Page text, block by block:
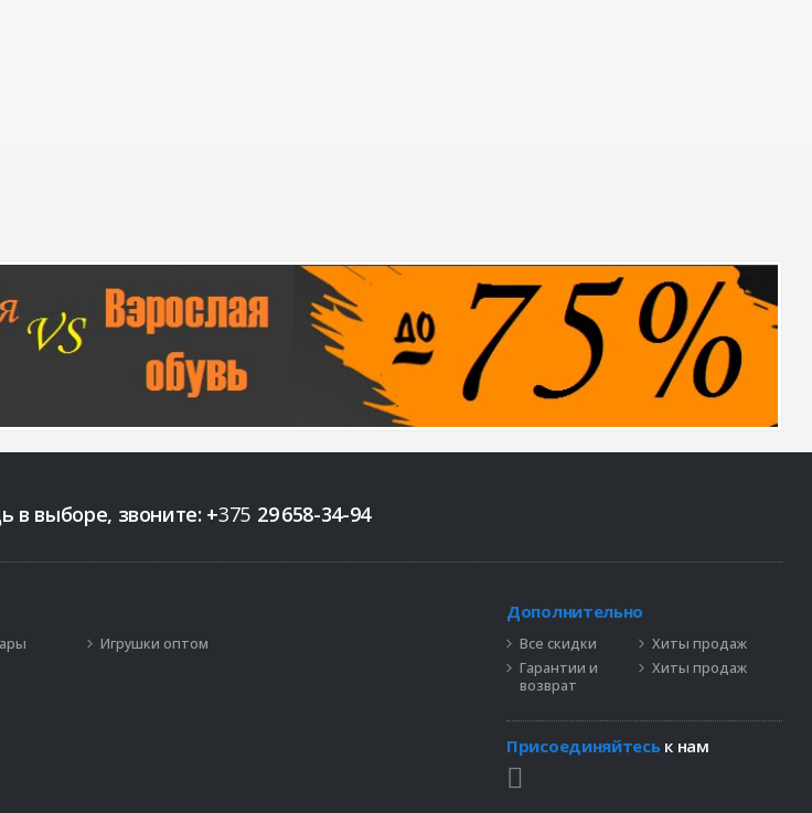
в выборе, звоните: +375 29658-34-94
Игрушки оптом
Дополнительно
Все скидки
Хиты продаж
Гарантии и
возврат
Хиты продаж
Присоединяйтеськ нам